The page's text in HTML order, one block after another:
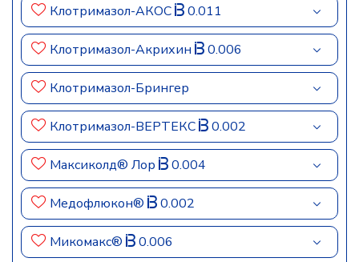
Клотримазол-АКОС 0.011
Клотримазол-Акрихин 0.006
Клотримазол-Брингер
Клотримазол-ВЕРТЕКС 0.002
Максиколд® Лор 0.004
Медофлюкон® 0.002
Микомакс® 0.006